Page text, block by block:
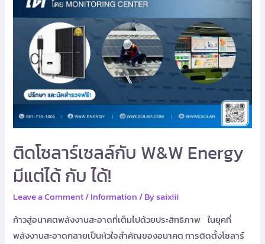
ติดโซลาร์เซลล์กับ W&W Energy
มีแต่ได้ กับ ได้!
Leave a Comment/Information/ Bysaixiii
ก้าวสู่อนาคตพลังงานสะอาดที่เต็มไปด้วยประสิทธิภาพ ในยุคที่
พลังงานสะอาดกลายเป็นหัวใจสำคัญของอนาคต การติดตั้งโซลาร์